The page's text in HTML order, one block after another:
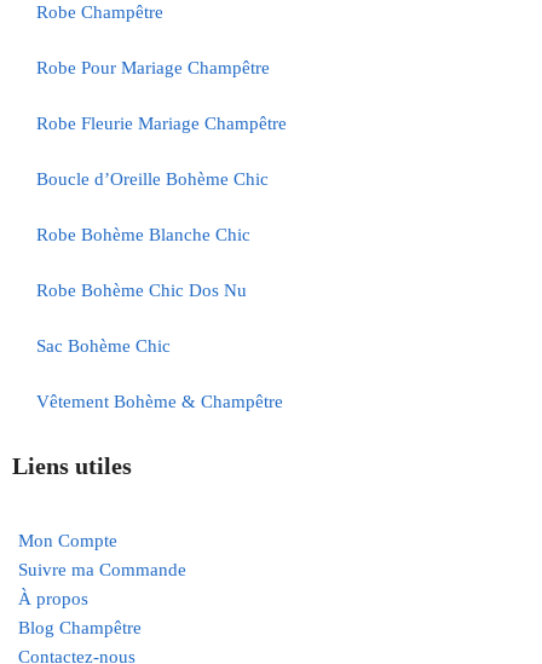
Robe Champêtre
Robe Pour Mariage Champêtre
Robe Fleurie Mariage Champêtre
Boucle d’Oreille Bohème Chic
Robe Bohème Blanche Chic
Robe Bohème Chic Dos Nu
Sac Bohème Chic
Vêtement Bohème & Champêtre
Liens utiles
Mon Compte
Suivre ma Commande
À propos
Blog Champêtre
Contactez-nous